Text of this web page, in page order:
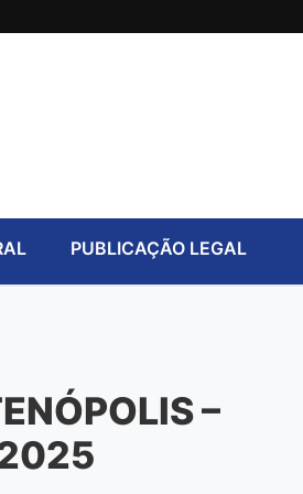
PUBLICAÇÃO LEGAL
–